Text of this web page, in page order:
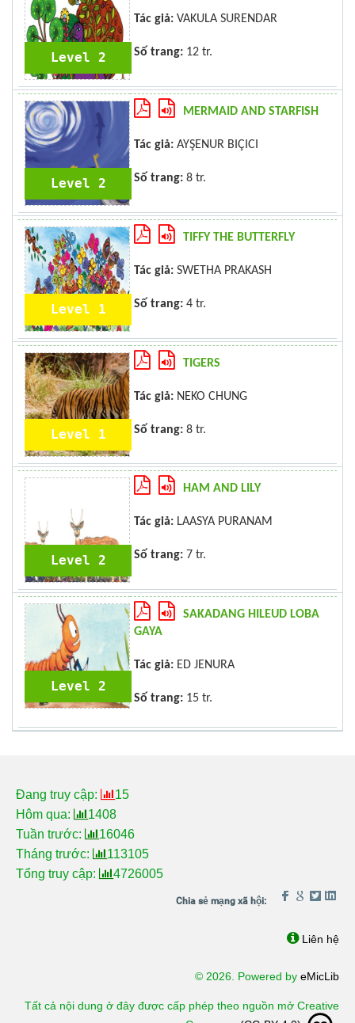
Level 2
Tác giả: VAKULA SURENDAR
Số trang: 12 tr.
Level 2
MERMAID AND STARFISH
Tác giả: AYŞENUR BIÇICI
Số trang: 8 tr.
Level 1
TIFFY THE BUTTERFLY
Tác giả: SWETHA PRAKASH
Số trang: 4 tr.
Level 1
TIGERS
Tác giả: NEKO CHUNG
Số trang: 8 tr.
Level 2
HAM AND LILY
Tác giả: LAASYA PURANAM
Số trang: 7 tr.
Level 2
SAKADANG HILEUD LOBA
GAYA
Tác giả: ED JENURA
Số trang: 15 tr.
Đang truy cập:
15
Hôm qua:
1408
Tuần trước:
16046
Tháng trước:
113105
Tổng truy cập:
4726005
Liên hệ
© 2026. Powered by eMicLib
Tất cả nội dung ở đây được cấp phép theo nguồn mở Creative